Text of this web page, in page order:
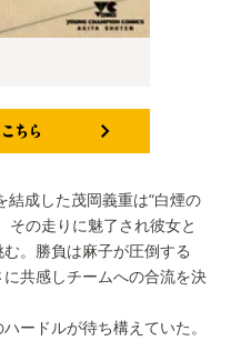
成した茂岡義重は“白煙の
その走りに魅了され彼女と
。勝負は麻子が圧倒する
共感しチームへの合流を決
ードルが待ち構えていた。